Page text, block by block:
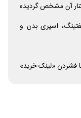
آن مشخص گردیده
اسپری بدن و
فشردن «لینک خرید»